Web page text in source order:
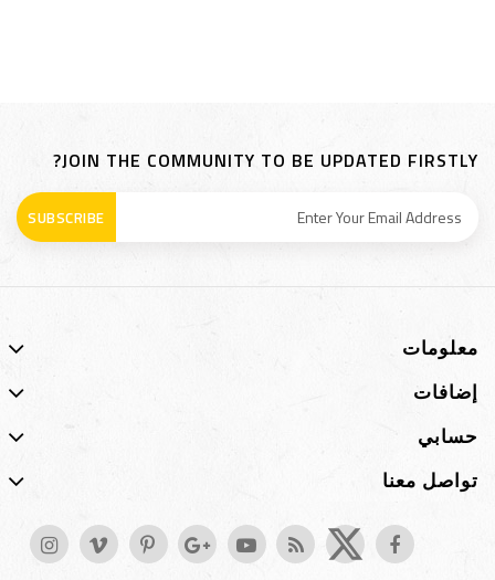
JOIN THE COMMUNITY TO BE UPDATED FIRSTLY?
SUBSCRIBE
معلومات
إضافات
حسابي
تواصل معنا